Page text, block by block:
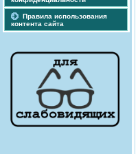
Правила использования
контента сайта